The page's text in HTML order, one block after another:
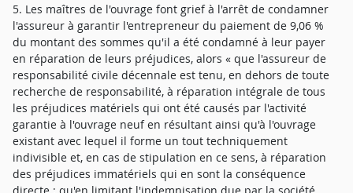
5. Les maîtres de l'ouvrage font grief à l'arrêt de condamner
l'assureur à garantir l'entrepreneur du paiement de 9,06 %
du montant des sommes qu'il a été condamné à leur payer
en réparation de leurs préjudices, alors « que l'assureur de
responsabilité civile décennale est tenu, en dehors de toute
recherche de responsabilité, à réparation intégrale de tous
les préjudices matériels qui ont été causés par l'activité
garantie à l'ouvrage neuf en résultant ainsi qu'à l'ouvrage
existant avec lequel il forme un tout techniquement
indivisible et, en cas de stipulation en ce sens, à réparation
des préjudices immatériels qui en sont la conséquence